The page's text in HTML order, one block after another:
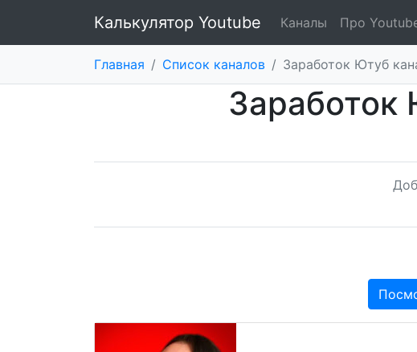
Калькулятор Youtube Каналы Про
Главная / Список каналов / Заработок Ютуб
Заработок